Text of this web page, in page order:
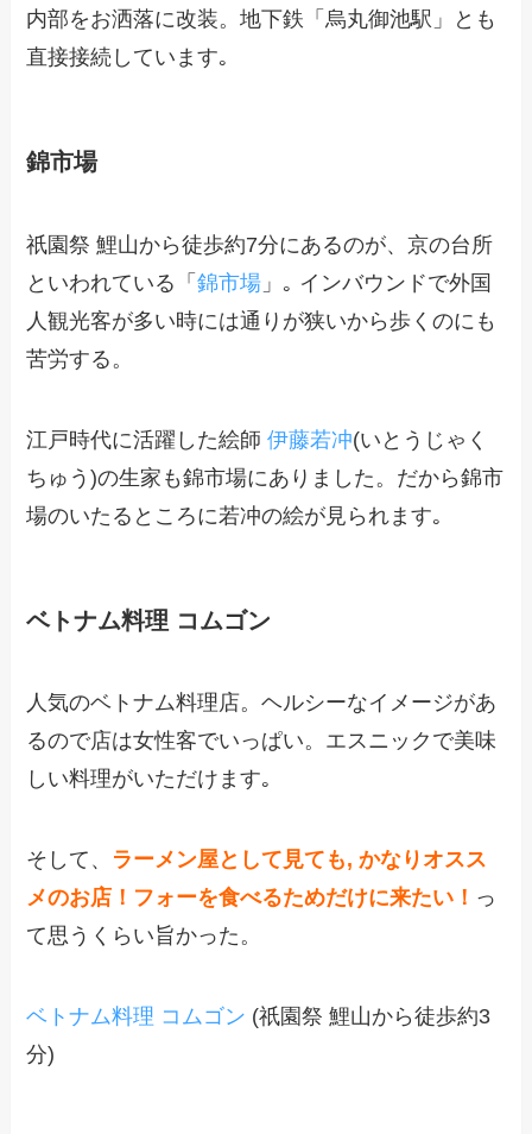
内部をお洒落に改装。地下鉄「烏丸御池駅」とも
直接接続しています｡
錦市場
祇園祭 鯉山から徒歩約7分にあるのが、京の台所
といわれている「錦市場 」｡ インバウンドで外国
人観光客が多い時には通りが狭いから歩くのにも
苦労する。
江戸時代に活躍した絵師伊藤若冲(いとうじゃく
ちゅう)の生家も錦市場にありました。だから錦市
場のいたるところに若冲の絵が見られます｡
ベトナム料理 コムゴン
人気のベトナム料理店。ヘルシーなイメージがあ
るので店は女性客でいっぱい。エスニックで美味
しい料理がいただけます｡
そして、 ラーメン屋として見ても, かなりオスス
メのお店！ フォーを食べるためだけに来たい！ っ
て思うくらい旨かった。
ベトナム料理 コムゴン (祇園祭 鯉山から徒歩約3
分)